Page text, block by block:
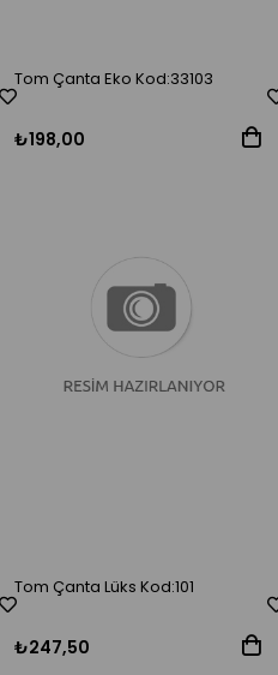
Tom Çanta Eko Kod:33103
₺198,00
Tom Çanta Lüks Kod:101
₺247,50